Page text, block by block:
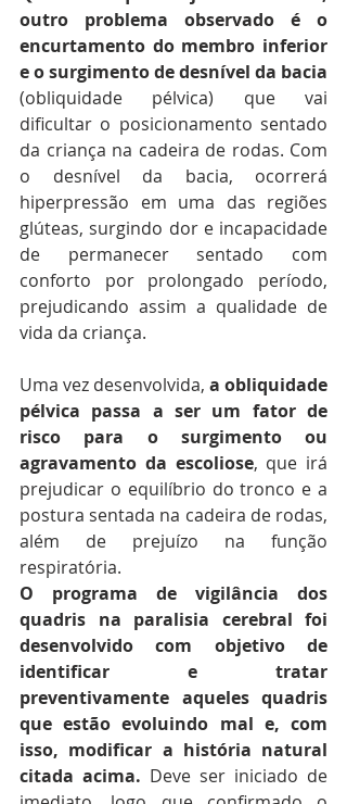
outro problema observado é o
encurtamento do membro inferior
e o surgimento de desnível da bacia
(obliquidade pélvica) que vai
dificultar o posicionamento sentado
da criança na cadeira de rodas. Com
o desnível da bacia, ocorrerá
hiperpressão em uma das regiões
glúteas, surgindo dor e incapacidade
de permanecer sentado com
conforto por prolongado período,
prejudicando assim a qualidade de
vida da criança.
Uma vez desenvolvida, a obliquidade
pélvica passa a ser um fator de
risco para o surgimento ou
agravamento da escoliose, que irá
prejudicar o equilíbrio do tronco e a
postura sentada na cadeira de rodas,
além de prejuízo na função
respiratória.
O programa de vigilância dos
quadris na paralisia cerebral foi
desenvolvido com objetivo de
identificar e tratar
preventivamente aqueles quadris
que estão evoluindo mal e, com
isso, modificar a história natural
citada acima. Deve ser iniciado de